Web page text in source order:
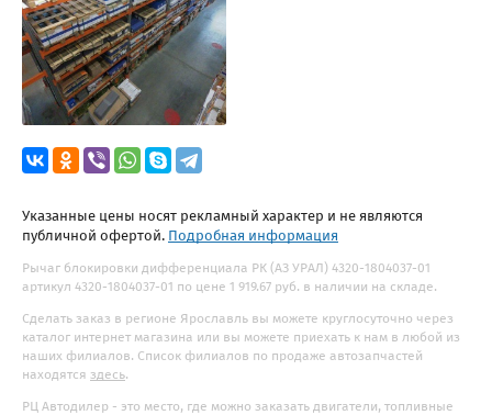
Указанные цены носят рекламный характер и не являются
публичной офертой. Подробная информация
Рычаг блокировки дифференциала РК (АЗ УРАЛ) 4320-1804037-01
артикул 4320-1804037-01 по цене 1 919.67 руб. в наличии на складе.
Сделать заказ в регионе Ярославль вы можете круглосуточно через
каталог интернет магазина или вы можете приехать к нам в любой из
наших филиалов. Список филиалов по продаже автозапчастей
находятся здесь.
РЦ Автодилер - это место, где можно заказать двигатели, топливные